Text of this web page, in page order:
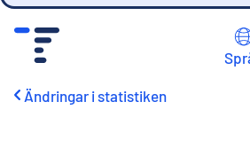
Ändringar i statistiken